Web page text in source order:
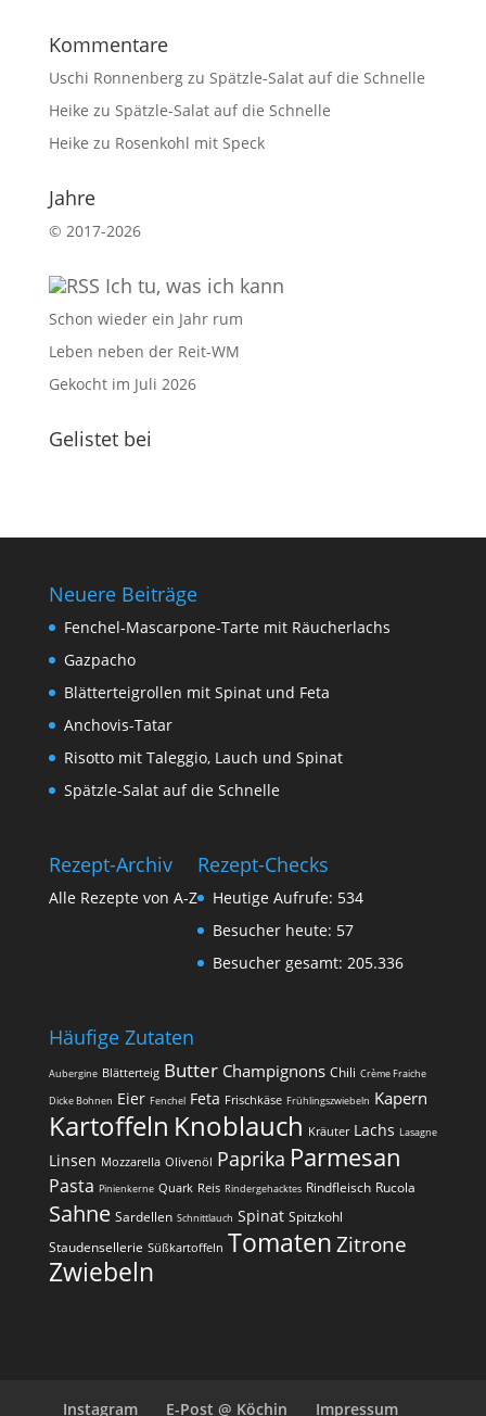
Kommentare
Uschi Ronnenbergzu Spätzle-Salat auf die Schnelle
Heike zu Spätzle-Salat auf die Schnelle
Heike zu Rosenkohl mit Speck
Jahre
© 2017-2026
Ich tu, was ich kann
Schon wieder ein Jahr rum
Leben neben der Reit-WM
Gekocht im Juli 2026
Gelistet bei
Neuere Beiträge
Fenchel-Mascarpone-Tarte mit Räucherlachs
Gazpacho
Blätterteigrollen mit Spinat und Feta
Anchovis-Tatar
Risotto mit Taleggio, Lauch und Spinat
Spätzle-Salat auf die Schnelle
Rezept-Archiv
Alle Rezepte von A-Z
Rezept-Checks
Heutige Aufrufe: 534
Besucher heute: 57
Besucher gesamt: 205.336
Häufige Zutaten
Aubergine Blätterteig Butter Champignons Chili Crème Fraiche
Dicke Bohnen Eier Fenchel Feta Frischkäse Frühlingszwiebeln Kapern
Kartoffeln Knoblauch Kräuter Lachs Lasagne
Linsen Mozzarella Olivenöl Paprika Parmesan
Pasta Pinienkerne Quark Reis Rindergehacktes Rindfleisch Rucola
Sahne Sardellen Schnittlauch Spinat Spitzkohl
Staudensellerie Süßkartoffeln Tomaten Zitrone
Zwiebeln
Instagram E-Post @ Köchin Impressum